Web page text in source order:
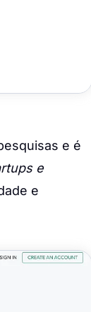
e é
e
e